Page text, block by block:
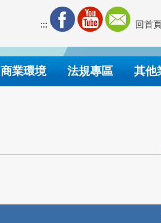
::: 回首
商業環境 法規專區 其他